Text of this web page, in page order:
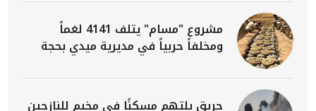
مشروع "مسام" يتلف 4141 لغماً
ومخلفاً حربياً في مديرية ميدي بحجة
حريق يلتهم مسكنًا في مخيم للنازحين